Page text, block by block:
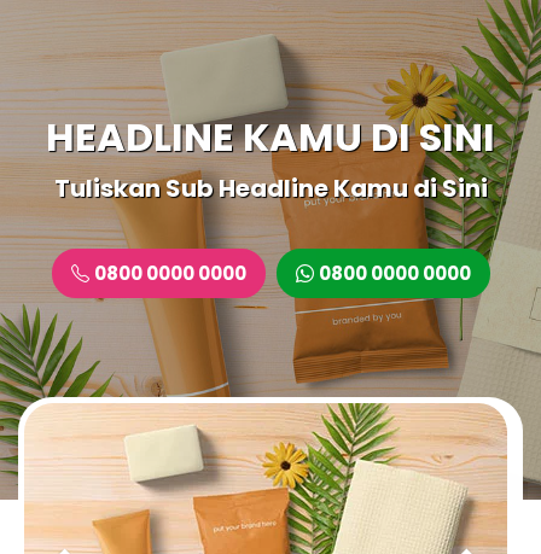
HEADLINE KAMU DI SINI
Tuliskan Sub Headline Kamu di Sini
0800 0000 0000 0800 0000 0000
P
r
e
v
i
N
e
x
t